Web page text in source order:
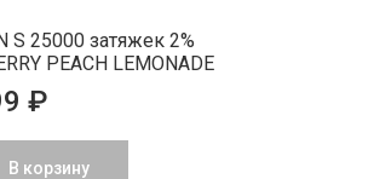
S 25000 затяжек 2%
PEACH LEMONADE
₽
В корзину